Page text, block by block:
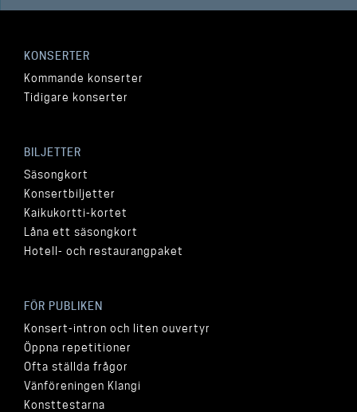
KONSERTER
Kommande konserter
Tidigare konserter
BILJETTER
Säsongkort
Konsertbiljetter
Kaikukortti-kortet
Låna ett säsongkort
Hotell- och restaurangpaket
FÖR PUBLIKEN
Konsert-intron och liten ouvertyr
Öppna repetitioner
Ofta ställda frågor
Vänföreningen Klangi
Konsttestarna